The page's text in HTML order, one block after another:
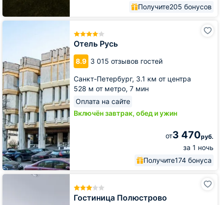
Получите205 бонусов
Отель Русь
8.9 3 015 отзывов гостей
Санкт-Петербург, 3.1 км от центра
528 м от метро, 7 мин
Оплата на сайте
Включён завтрак, обед и ужин
от3 470руб.
за 1 ночь
Получите174 бонуса
Отель
Гостиница Полюстрово
Гостиница